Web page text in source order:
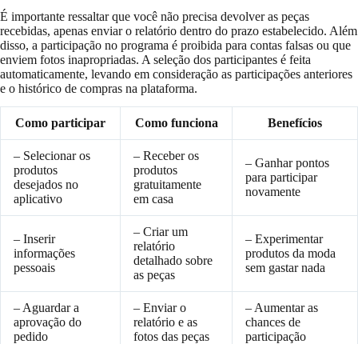
É importante ressaltar que você não precisa devolver as peças
recebidas, apenas enviar o relatório dentro do prazo estabelecido. Além
disso, a participação no programa é proibida para contas falsas ou que
enviem fotos inapropriadas. A seleção dos participantes é feita
automaticamente, levando em consideração as participações anteriores
e o histórico de compras na plataforma.
Como participar Como funciona Benefícios
– Selecionar os
produtos
desejados no
aplicativo
– Receber os
produtos
gratuitamente
em casa
– Ganhar pontos
para participar
novamente
– Inserir
informações
pessoais
– Criar um
relatório
detalhado sobre
as peças
– Experimentar
produtos da moda
sem gastar nada
– Aguardar a
aprovação do
pedido
– Enviar o
relatório e as
fotos das peças
– Aumentar as
chances de
participação